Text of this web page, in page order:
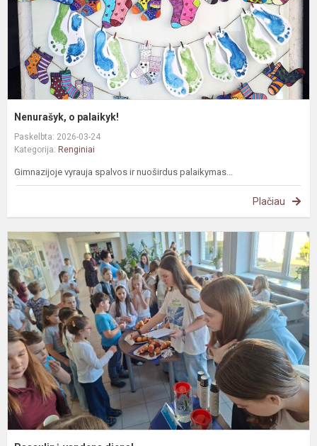
Nenurašyk, o palaikyk!
Paskelbta: 2026-03-24
Kategorija: Renginiai
Gimnazijoje vyrauja spalvos ir nuoširdus palaikymas...
Plačiau